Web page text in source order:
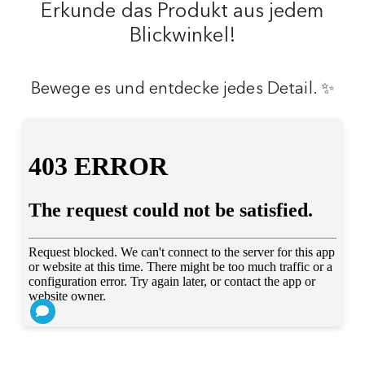
Erkunde das Produkt aus jedem
Blickwinkel!
Bewege es und entdecke jedes Detail. ✨